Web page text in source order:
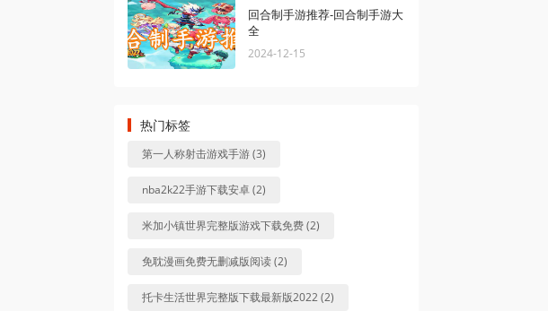
回合制手游推荐-回合制手游大
全
2024-12-15
热门标签
第一人称射击游戏手游 (3)
nba2k22手游下载安卓 (2)
米加小镇世界完整版游戏下载免费 (2)
免耽漫画免费无删减版阅读 (2)
托卡生活世界完整版下载最新版2022 (2)